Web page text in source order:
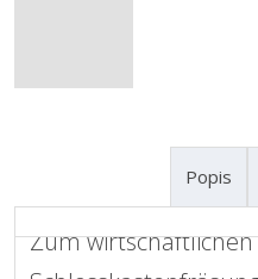
Popis
Zum